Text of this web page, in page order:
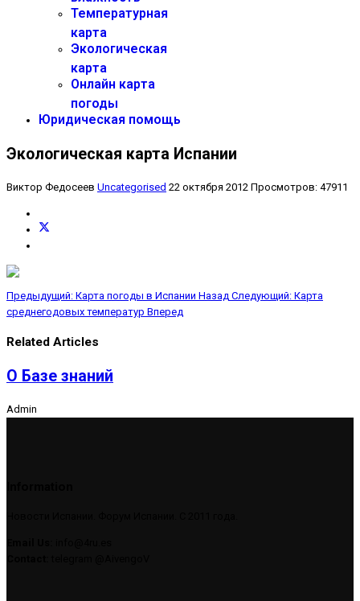
Температурная
карта
Экологическая
карта
Онлайн карта
погоды
Юридическая помощь
Экологическая карта Испании
Виктор Федосеев Uncategorised 22 октября 2012 Просмотров: 47911
Предыдущий: Карта погоды в Испании Назад Следующий: Карта
среднегодовых температур Вперед
Related Articles
О Базе знаний
Admin